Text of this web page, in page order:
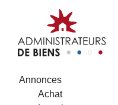
Annonces
Achat